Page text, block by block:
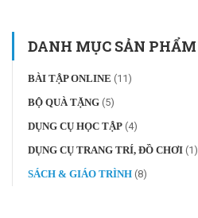
DANH MỤC SẢN PHẨM
BÀI TẬP ONLINE (11)
BỘ QUÀ TẶNG (5)
DỤNG CỤ HỌC TẬP (4)
DỤNG CỤ TRANG TRÍ, ĐỒ CHƠI (1)
SÁCH & GIÁO TRÌNH (8)